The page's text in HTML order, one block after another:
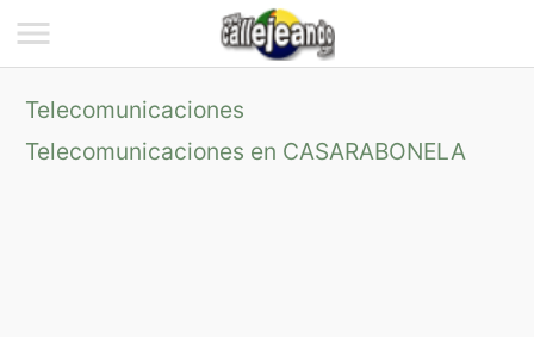
Telecomunicaciones
Telecomunicaciones en CASARABONELA